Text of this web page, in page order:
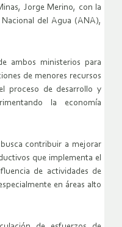
Jorge Merino, con la
del Agua (ANA),
ambos ministerios para
de menores recursos
proceso de desarrollo y
la economía
contribuir a mejorar
que implementa el
de actividades de
en áreas alto